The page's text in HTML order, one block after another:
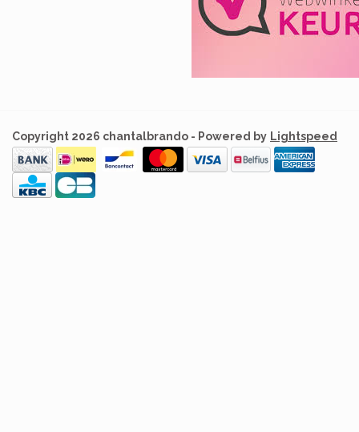
Copyright 2026 chantalbrando - Powered by Lightspeed